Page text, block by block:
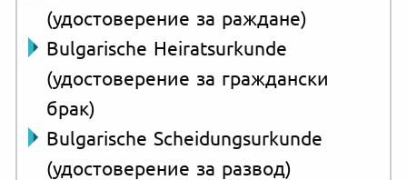
(удостоверение за раждане)
Bulgarische Heiratsurkunde
(удостоверение за граждански
брак)
Bulgarische Scheidungsurkunde
(удостоверение за развод)